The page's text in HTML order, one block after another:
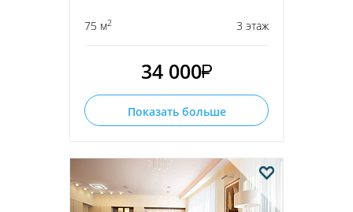
75 м2 3 этаж
34 000
Показать больше